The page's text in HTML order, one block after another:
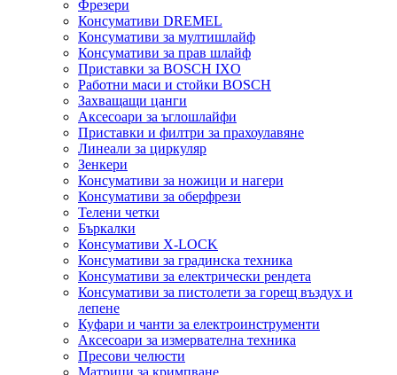
Фрезери
Консумативи DREMEL
Консумативи за мултишлайф
Консумативи за прав шлайф
Приставки за BOSCH IXO
Работни маси и стойки BOSCH
Захващащи цанги
Аксесоари за ъглошлайфи
Приставки и филтри за прахоулавяне
Линеали за циркуляр
Зенкери
Консумативи за ножици и нагери
Консумативи за оберфрези
Телени четки
Бъркалки
Консумативи X-LOCK
Консумативи за градинска техника
Консумативи за електрически рендета
Консумативи за пистолети за горещ въздух и
лепене
Куфари и чанти за електроинструменти
Аксесоари за измервателна техника
Пресови челюсти
Матрици за кримпване